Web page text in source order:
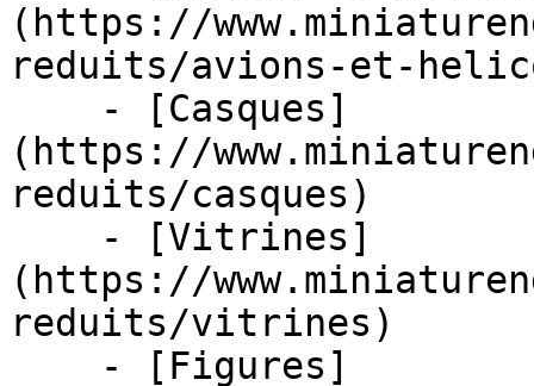
(https://
reduits/avions-et-
(https://
reduits/casques)
(https://
reduits/vitrines)